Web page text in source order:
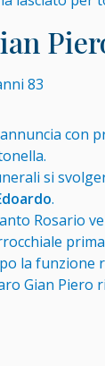
83
con
si
.
Rosario
la funzione
Gian Piero